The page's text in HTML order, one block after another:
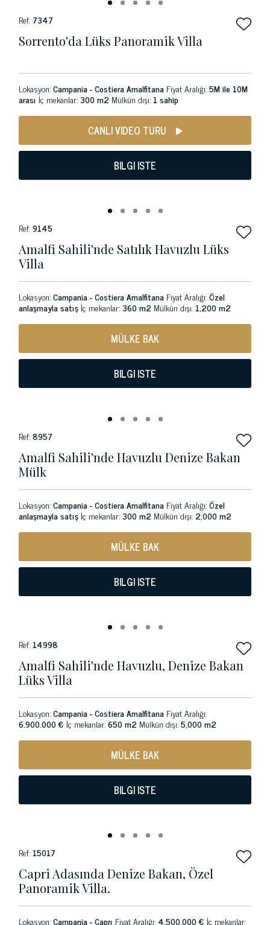
Ref: 7347
Sorrento'da Lüks Panoramik Villa
Lokasyon:Campania - Costiera Amalfitana Fiyat Aralığı:5M ile 10M
arası İç mekanlar:300 m2 Mülkün dışı: 1 sahip
CANLI VIDEO TURU
BILGI ISTE
Ref:9145
Amalfi Sahili'nde Satılık Havuzlu Lüks
Villa
Lokasyon:Campania - Costiera Amalfitana Fiyat Aralığı:Özel
anlaşmayla satış İç mekanlar:360 m2 Mülkün dışı: 1,200 m2
MÜLKE BAK
BILGI ISTE
Ref:8957
Amalfi Sahili'nde Havuzlu Denize Bakan
Mülk
Lokasyon:Campania - Costiera Amalfitana Fiyat Aralığı:Özel
anlaşmayla satış İç mekanlar:300 m2 Mülkün dışı: 2,000 m2
MÜLKE BAK
BILGI ISTE
Ref: 14998
Amalfi Sahili'nde Havuzlu, Denize Bakan
Lüks Villa
Lokasyon:Campania - Costiera Amalfitana Fiyat Aralığı:
6.900.000 € İç mekanlar:650 m2 Mülkün dışı:5,000 m2
MÜLKE BAK
BILGI ISTE
Ref: 15017
Capri Adasında Denize Bakan, Özel
Panoramik Villa.
Lokasyon:Campania - Caprı Fiyat Aralığı: 4.500.000 € İç mekanlar: